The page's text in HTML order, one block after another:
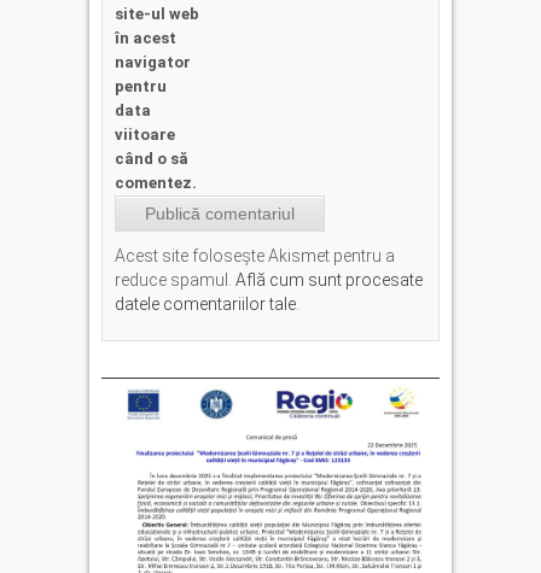
site-ul web
în acest
navigator
pentru
data
viitoare
când o să
comentez.
Acest site folosește Akismet pentru a
reduce spamul. Află cum sunt procesate
datele comentariilor tale